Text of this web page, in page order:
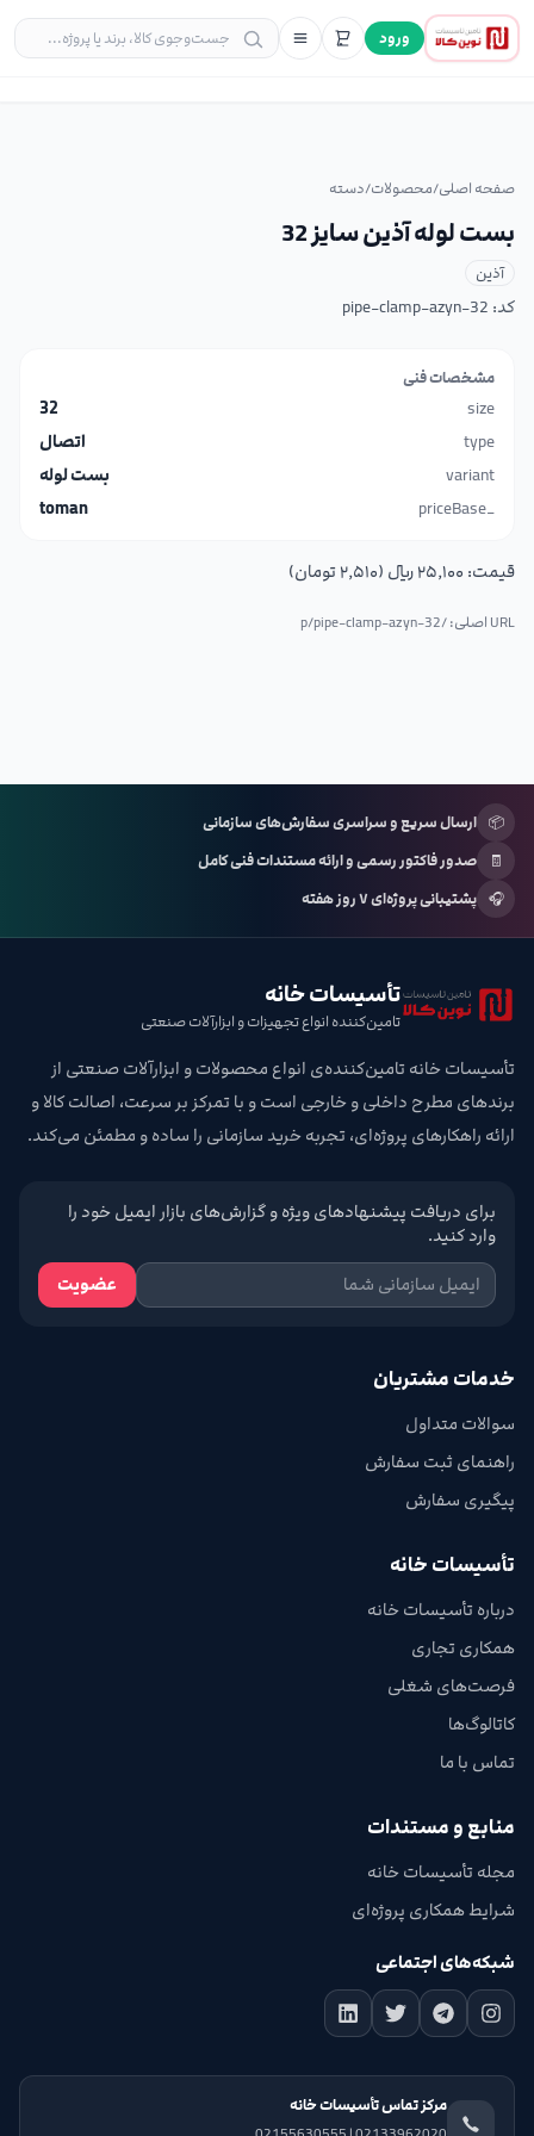
ورود
صفحه اصلی/محصولات/دسته
بست لوله آذین سایز 32
آذین
کد: pipe-clamp-azyn-32
مشخصات فنی
size
32
type
اتصال
variant
بست لوله
_priceBase
toman
قیمت: ۲۵٬۱۰۰ ریال (۲٬۵۱۰ تومان)
URL اصلی: /p/ pipe-clamp-azyn-32
📦 ارسال سریع و سراسری سفارش‌های سازمانی
🧾
صدور فاکتور رسمی و ارائه مستندات فنی کامل
🎧 پشتیبانی پروژه‌ای ۷ روز هفته
تأسیسات خانه
تامین‌کننده انواع تجهیزات و ابزارآلات صنعتی
تأسیسات خانه تامین‌کننده‌ی انواع محصولات و ابزارآلات صنعتی از
برندهای مطرح داخلی و خارجی است و با تمرکز بر سرعت، اصالت کالا و
ارائه راهکارهای پروژه‌ای، تجربه خرید سازمانی را ساده و مطمئن می‌کند.
برای دریافت پیشنهادهای ویژه و گزارش‌های بازار ایمیل خود را
وارد کنید.
عضویت
خدمات مشتریان
سوالات متداول
راهنمای ثبت سفارش
پیگیری سفارش
تأسیسات خانه
درباره تأسیسات خانه
همکاری تجاری
فرصت‌های شغلی
کاتالوگ‌ها
تماس با ما
منابع و مستندات
مجله تأسیسات خانه
شرایط همکاری پروژه‌ای
شبکه‌های اجتماعی
مرکز تماس تأسیسات خانه